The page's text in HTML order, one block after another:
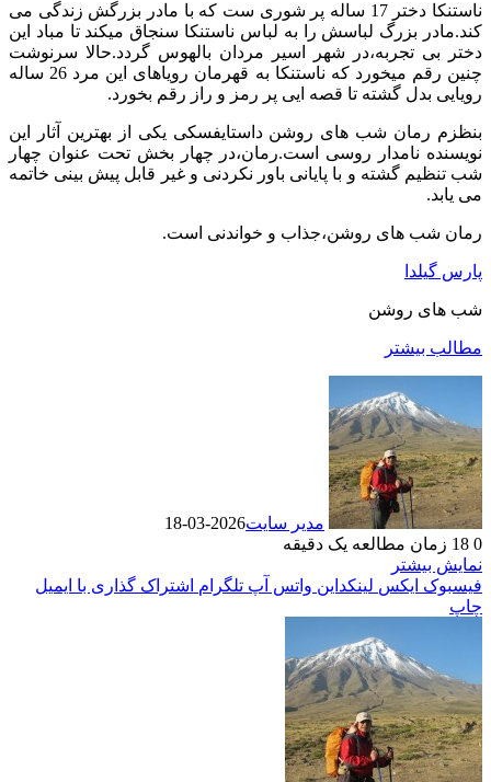
ناستنکا دختر 17 ساله پر شوری ست که با مادر بزرگش زندگی می
کند.مادر بزرگ لباسش را به لباس ناستنکا سنجاق میکند تا مباد این
دختر بی تجربه،در شهر اسیر مردان بالهوس گردد.حالا سرنوشت
چنین رقم میخورد که ناستنکا به قهرمان رویاهای این مرد 26 ساله
رویایی بدل گشته تا قصه ایی پر رمز و راز رقم بخورد.
بنظزم رمان شب های روشن داستایفسکی یکی از بهترین آثار این
نویسنده نامدار روسی است.رمان،در چهار بخش تحت عنوان چهار
شب تنظیم گشته و با پایانی باور نکردنی و غیر قابل پیش بینی خاتمه
می یابد.
رمان شب های روشن،جذاب و خواندنی است.
پارس گیلدا
شب های روشن
مطالب بیشتر
مدیر سایت2026-03-18
0
زمان مطالعه یک دقیقه
نمایش بیشتر
فیسبوک ایکس لینکداین واتس آپ تلگرام اشتراک گذاری با ایمیل
چاپ